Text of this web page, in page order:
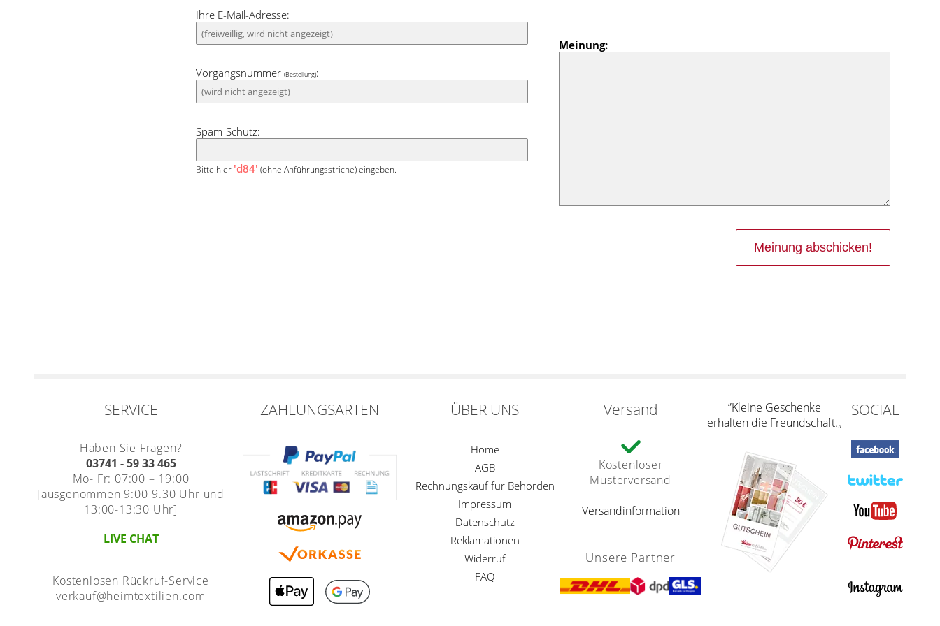
den Vordergrund zu drängen. Trotz der hellen Farbe wirkt
das Rollo verdunkelnd und schützt vor zu starker
Wärmeentwicklung im Sommer.
Meinung:
Ihre E-Mail-Adresse:
Vorgangsnummer(Bestellung):
Spam-Schutz:
Bitte hier 'd84' (ohne Anführungsstriche) eingeben.
SERVICE
Haben Sie Fragen?
03741 - 59 33 465
Mo- Fr: 07:00 – 19:00
[ausgenommen 9:00-9.30 Uhr und
13:00-13:30 Uhr]
LIVE CHAT
Kostenlosen Rückruf-Service
verkauf@heimtextilien.com
ZAHLUNGSARTEN ÜBER UNS
Home
AGB
Rechnungskauf für Behörden
Impressum
Datenschutz
Reklamationen
Widerruf
FAQ
Versand
Kostenloser
Musterversand
Versandinformation
Unsere Partner
”Kleine Geschenke
erhalten die Freundschaft.„
SOCIAL